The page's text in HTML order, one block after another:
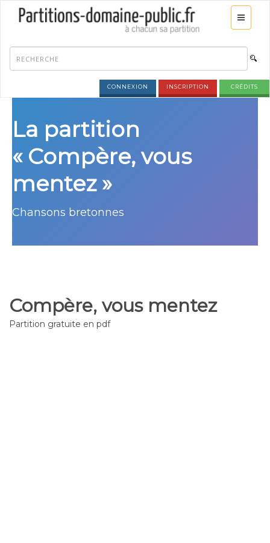
CONNEXION INSCRIPTION CRÉDITS
La partition
« Compère, vous
mentez »
Chansons bretonnes
Compère, vous mentez
Partition gratuite en pdf